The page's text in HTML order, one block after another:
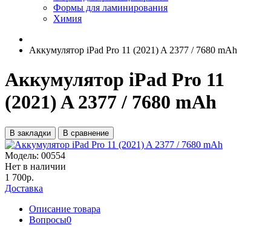
Формы для ламинирования
Химия
Аккумулятор iPad Pro 11 (2021) A 2377 / 7680 mAh
Аккумулятор iPad Pro 11
(2021) A 2377 / 7680 mAh
В закладки В сравнение
Модель: 00554
Нет в наличии
1 700р.
Доставка
Описание товара
Вопросы0